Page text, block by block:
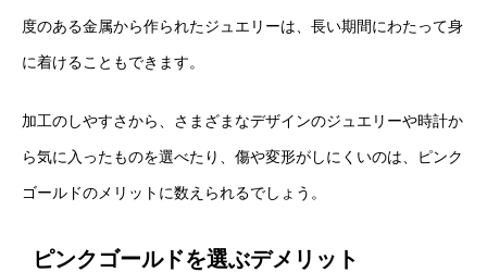
度のある金属から作られたジュエリーは、長い期間にわたって身
に着けることもできます。
加工のしやすさから、さまざまなデザインのジュエリーや時計か
ら気に入ったものを選べたり、傷や変形がしにくいのは、ピンク
ゴールドのメリットに数えられるでしょう。
ピンクゴールドを選ぶデメリット